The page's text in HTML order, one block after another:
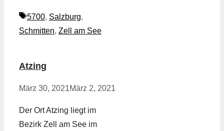
Schlagwörter
5700, Salzburg,
Schmitten, Zell am See
Atzing
März 30, 2021März 2, 2021
Der Ort Atzing liegt im
Bezirk Zell am See im